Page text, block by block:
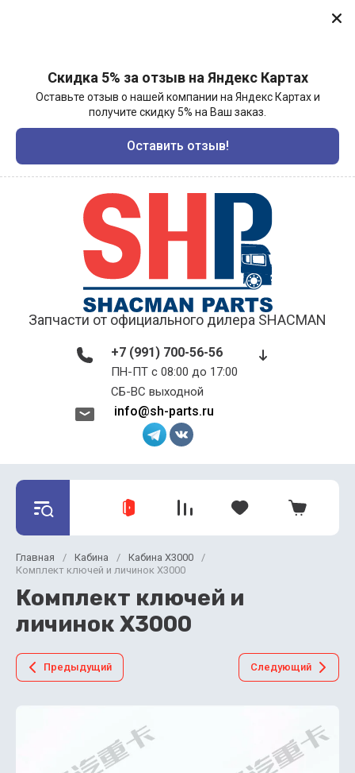
Скидка 5% за отзыв на Яндекс Картах
Оставьте отзыв о нашей компании на Яндекс Картах и
получите скидку 5% на Ваш заказ.
Оставить отзыв!
Запчасти от официального дилера SHACMAN
+7 (991) 700-56-56
ПН-ПТ с 08:00 до 17:00 ​​​​​​​
СБ-ВС выходной
info@sh-parts.ru
Главная / Кабина / Кабина X3000
/
Комплект ключей и личинок X3000
Комплект ключей и
личинок X3000
Предыдущий Следующий